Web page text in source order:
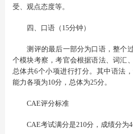
受、观点态度等。
四、口语（15分钟）
测评的最后一部分为口语，整个过
个模块考察，考官会根据语法、词汇
总体共6个小项进行打分。其中语法
能力各项为10分，总体为25分。
CAE评分标准
CAE考试满分是210分，成绩分为4